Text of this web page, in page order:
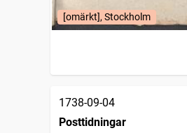
[omärkt], Stockholm
1738-09-04
Posttidningar